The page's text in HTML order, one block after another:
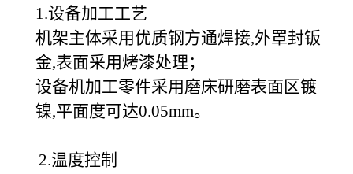
1.设备加工工艺
机架主体采用优质钢方通焊接,外罩封钣
金,表面采用烤漆处理；
设备机加工零件采用磨床研磨表面区镀
镍,平面度可达0.05mm。
2.温度控制